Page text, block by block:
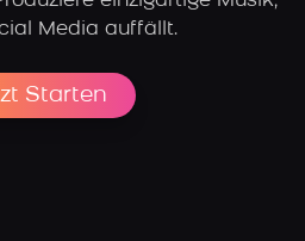
Media auffällt.
Starten